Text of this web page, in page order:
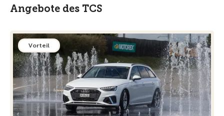
Angebote des TCS
Vorteil